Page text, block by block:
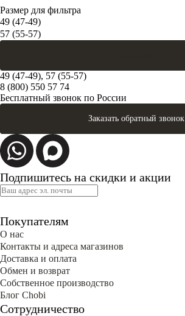
Размер для фильтра
49 (47-49)
57 (55-57)
49 (47-49), 57 (55-57)
8 (800) 550 57 74
Бесплатный звонок по России
Заказать обратный звонок
Подпишитесь на скидки и акции
Покупателям
О нас
Контакты и адреса магазинов
Доставка и оплата
Обмен и возврат
Собственное производство
Блог Сhobi
Сотрудничество